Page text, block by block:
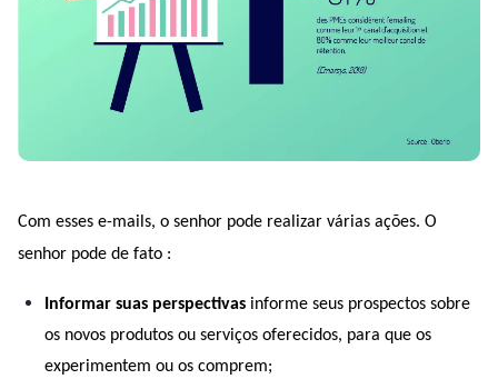
Com esses e-mails, o senhor pode realizar várias ações. O
senhor pode de fato :
Informar suas perspectivas informe seus prospectos sobre
os novos produtos ou serviços oferecidos, para que os
experimentem ou os comprem;